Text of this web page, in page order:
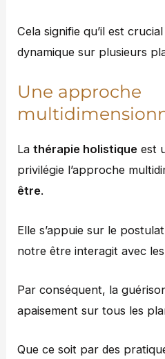
Cela signifie qu’il est
dynamique sur plusieurs
Une approche
Lathérapie holistique est
privilégie l’approche
être.
Elle s’appuie sur le
notre être interagit avec
Par conséquent, la
apaisement sur tous les
Que ce soit par des